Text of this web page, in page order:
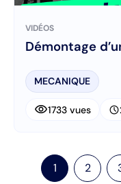
VIDÉOS
Démontage
MECANIQUE
visibility1733 vues schedule
1 2